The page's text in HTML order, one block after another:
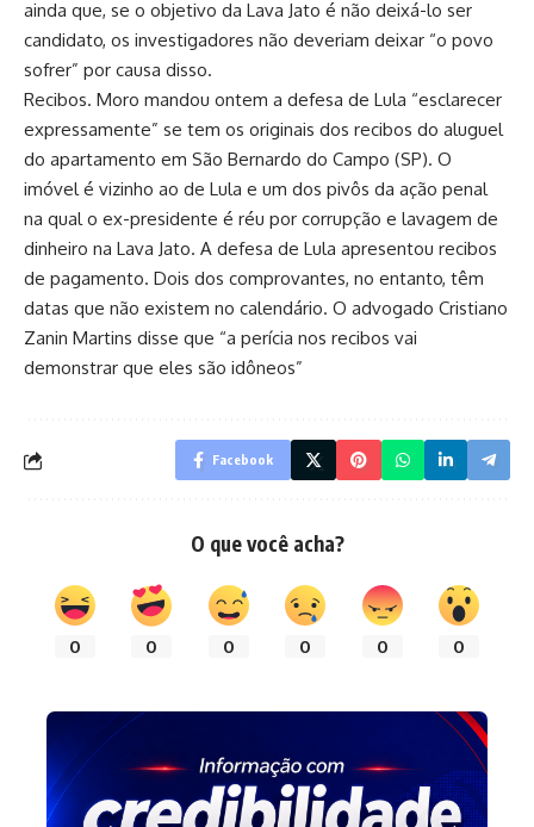
ainda que, se o objetivo da Lava Jato é não deixá-lo ser
candidato, os investigadores não deveriam deixar “o povo
sofrer” por causa disso.
Recibos. Moro mandou ontem a defesa de Lula “esclarecer
expressamente” se tem os originais dos recibos do aluguel
do apartamento em São Bernardo do Campo (SP). O
imóvel é vizinho ao de Lula e um dos pivôs da ação penal
na qual o ex-presidente é réu por corrupção e lavagem de
dinheiro na Lava Jato. A defesa de Lula apresentou recibos
de pagamento. Dois dos comprovantes, no entanto, têm
datas que não existem no calendário. O advogado Cristiano
Zanin Martins disse que “a perícia nos recibos vai
demonstrar que eles são idôneos”
Facebook
O que você acha?
0 0 0 0 0 0